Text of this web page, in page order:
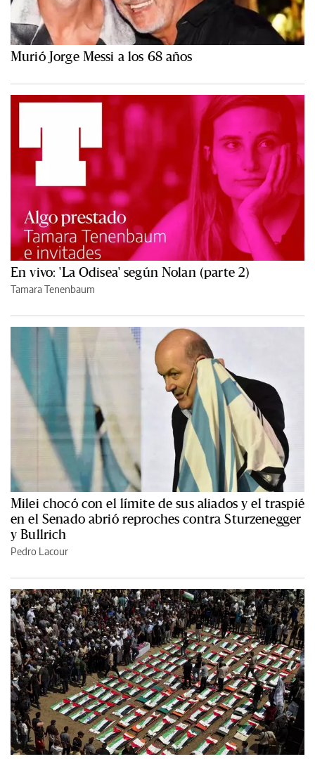
Murió Jorge Messi a los 68 años
En vivo: 'La Odisea' según Nolan (parte 2)
Tamara Tenenbaum
Milei chocó con el límite de sus aliados y el traspié
en el Senado abrió reproches contra Sturzenegger
y Bullrich
Pedro Lacour